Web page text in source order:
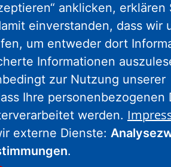
in Hessen:
fast 32 Millionen Euro
ein
in den Programmen
Erneuerung, Sozialer
Zentren gehen 2024 auf
Profis der NHW
Grundsteinlegung
anklicken, erklären
einverstanden, dass wir
um entweder dort
Informationen
zur Nutzung unserer
Ihre personenbezogenen
werden.
externe Dienste:
.